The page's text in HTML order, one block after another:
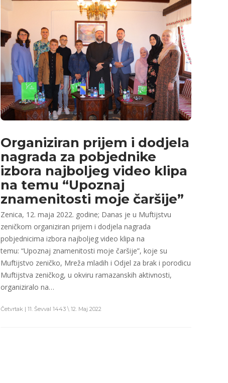
Organiziran prijem i dodjela
nagrada za pobjednike
izbora najboljeg video klipa
na temu “Upoznaj
znamenitosti moje čaršije”
Zenica, 12. maja 2022. godine; Danas je u Muftijstvu
zeničkom organiziran prijem i dodjela nagrada
pobjednicima izbora najboljeg video klipa na
temu: “Upoznaj znamenitosti moje čaršije”, koje su
Muftijstvo zeničko, Mreža mladih i Odjel za brak i porodicu
Muftijstva zeničkog, u okviru ramazanskih aktivnosti,
organiziralo na…
Četvrtak | 11. Ševval 1443 \ 12. Maj 2022